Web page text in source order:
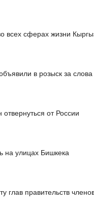
сферах жизни
в розыск за слова
от России
на улицах Бишкека
глав правительств